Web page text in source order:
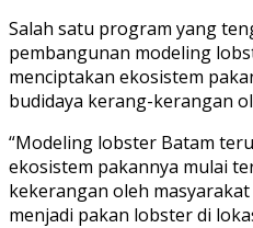
Salah satu program yang
pembangunan modeling
menciptakan ekosistem
budidaya kerang-kerangan
“Modeling lobster Batam
ekosistem pakannya mulai
kekerangan oleh
menjadi pakan lobster di